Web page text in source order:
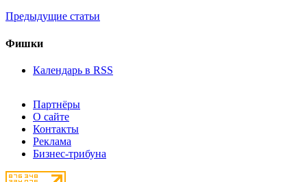
Предыдущие статьи
Фишки
Календарь в RSS
Партнёры
О сайте
Контакты
Реклама
Бизнес-трибуна